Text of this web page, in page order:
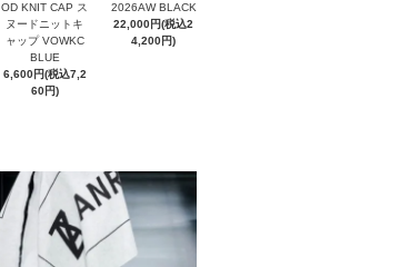
OD KNIT CAP ス
ヌードニットキ
ャップ VOWKC
BLUE
6,600円(税込7,2
60円)
2026AW BLACK
22,000円(税込2
4,200円)